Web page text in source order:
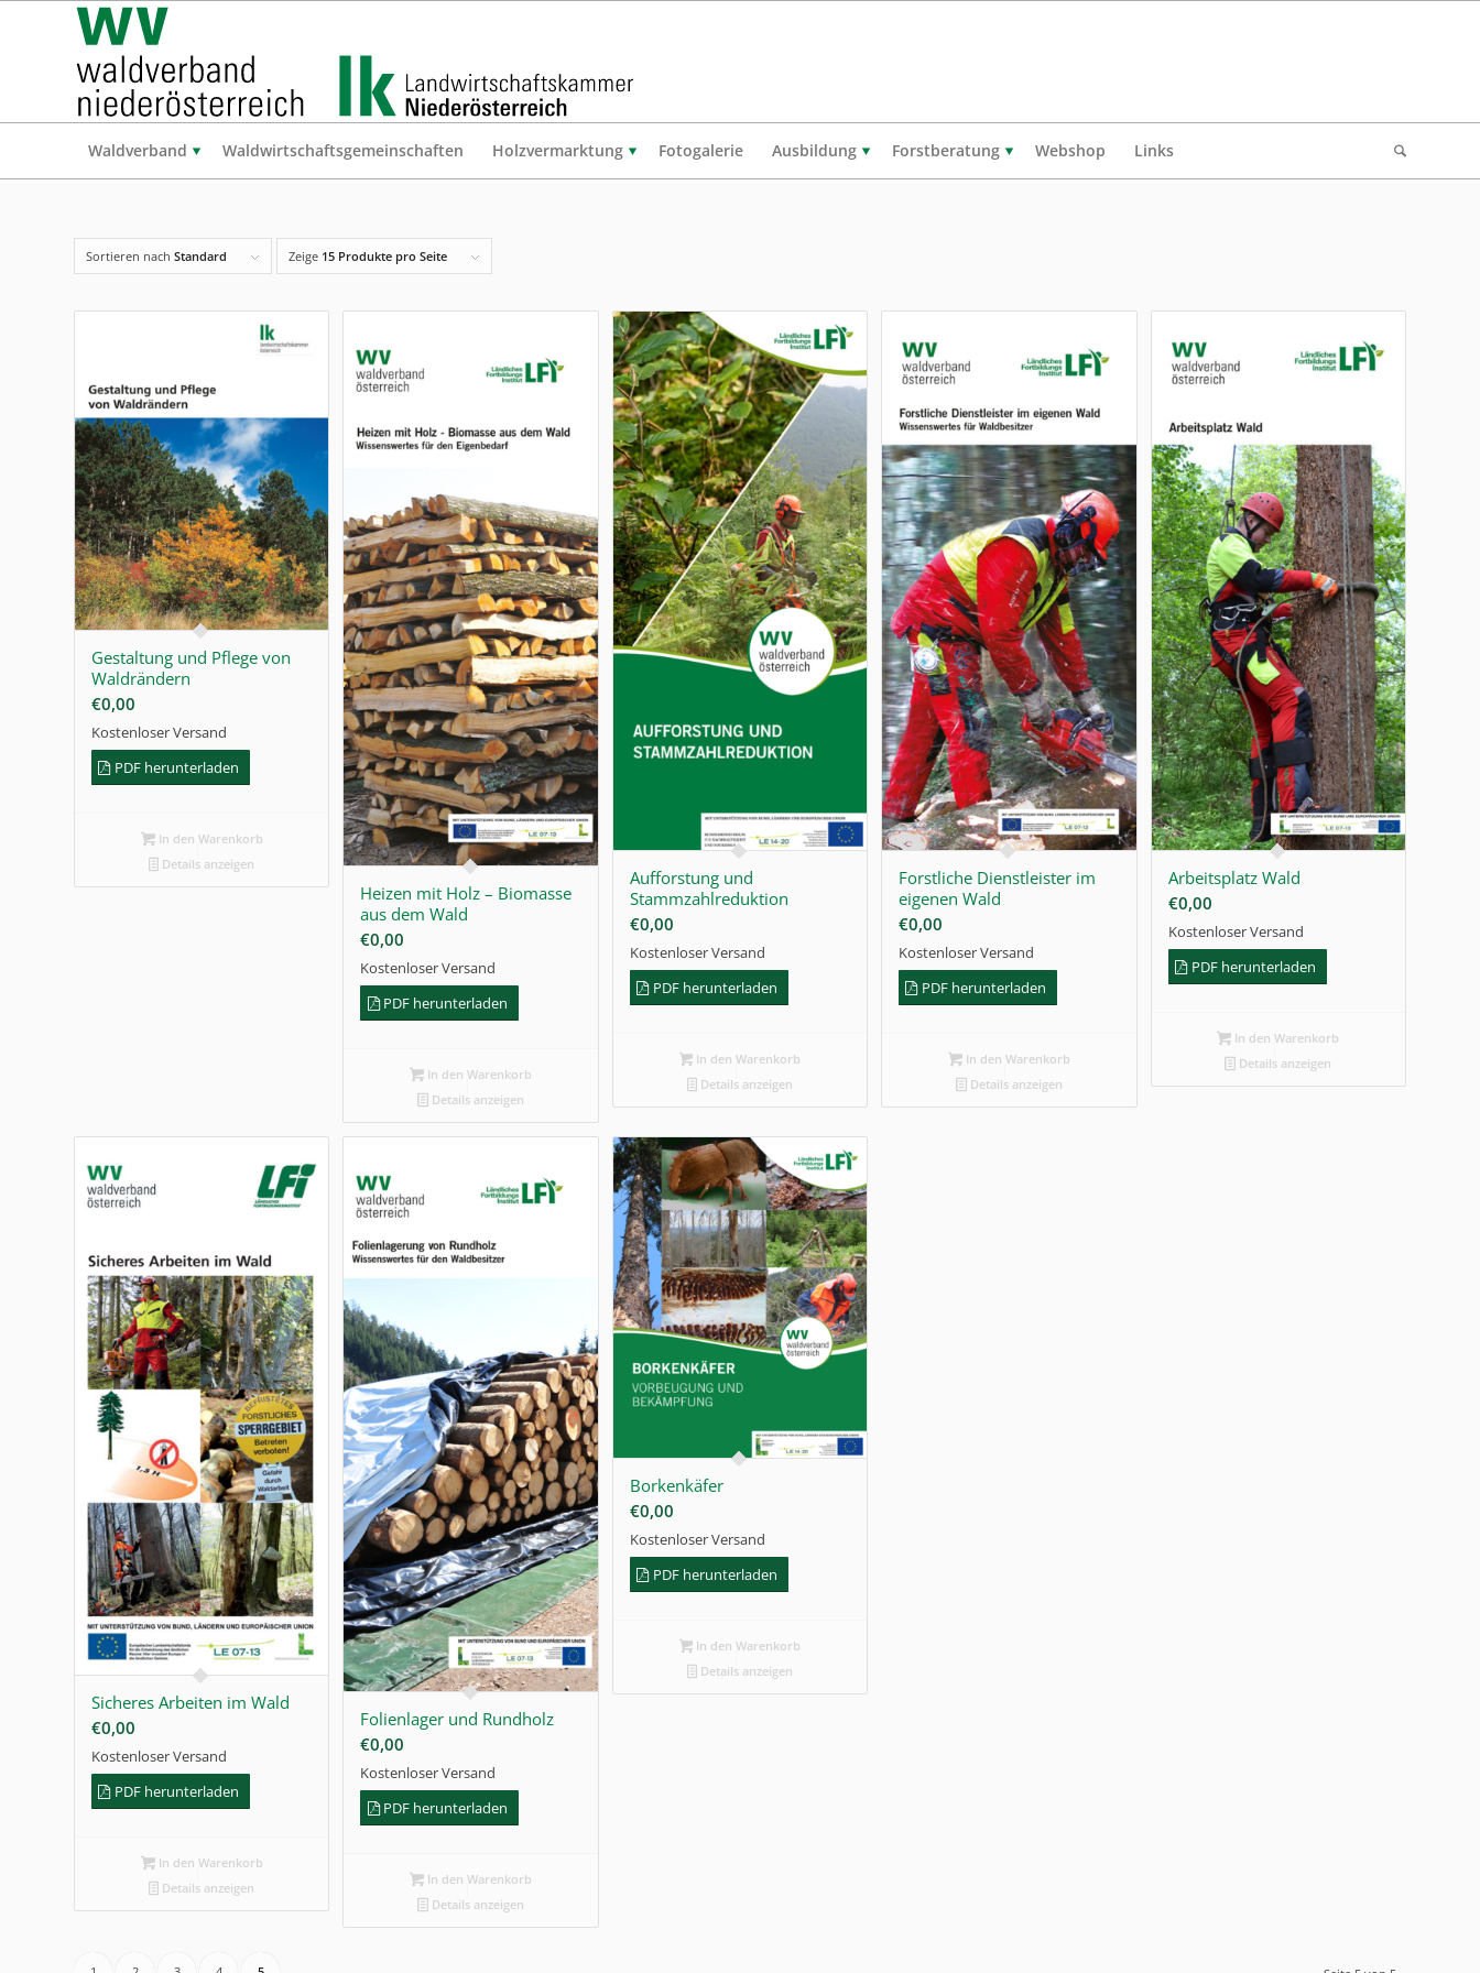
Waldverband Waldwirtschaftsgemeinschaften Holzvermarktung Fotogalerie Ausbildung Forstberatung Webshop Links
Sortieren nach Standard Zeige 15 Produkte pro Seite
Gestaltung und Pflege von
Waldrändern
€0,00
Kostenloser Versand
PDF herunterladen
In den Warenkorb
Details anzeigen
Heizen mit Holz – Biomasse
aus dem Wald
€0,00
Kostenloser Versand
PDF herunterladen
In den Warenkorb
Details anzeigen
Aufforstung und
Stammzahlreduktion
€0,00
Kostenloser Versand
PDF herunterladen
In den Warenkorb
Details anzeigen
Forstliche Dienstleister im
eigenen Wald
€0,00
Kostenloser Versand
PDF herunterladen
In den Warenkorb
Details anzeigen
Arbeitsplatz Wald
€0,00
Kostenloser Versand
PDF herunterladen
In den Warenkorb
Details anzeigen
Sicheres Arbeiten im Wald
€0,00
Kostenloser Versand
PDF herunterladen
In den Warenkorb
Details anzeigen
Folienlager und Rundholz
€0,00
Kostenloser Versand
PDF herunterladen
In den Warenkorb
Details anzeigen
Borkenkäfer
€0,00
Kostenloser Versand
PDF herunterladen
In den Warenkorb
Details anzeigen